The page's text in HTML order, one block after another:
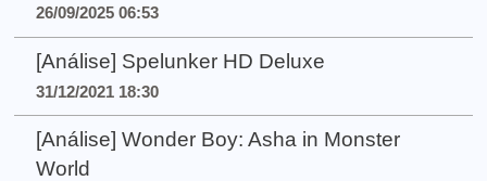
26/09/2025 06:53
[Análise] Spelunker HD Deluxe
31/12/2021 18:30
[Análise] Wonder Boy: Asha in Monster
World